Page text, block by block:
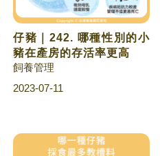
仔豬｜242. 哪種性別的小
豬在產房的存活率更高
飼養管理
2023-07-11